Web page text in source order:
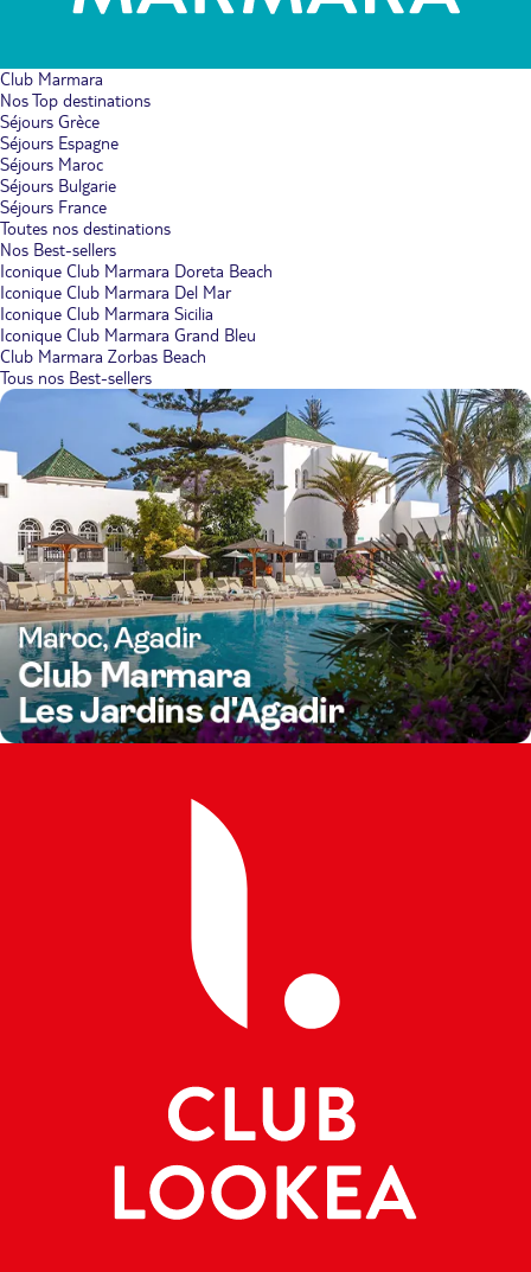
Club Marmara
Nos Top destinations
Séjours Grèce
Séjours Espagne
Séjours Maroc
Séjours Bulgarie
Séjours France
Toutes nos destinations
Nos Best-sellers
Iconique Club Marmara Doreta Beach
Iconique Club Marmara Del Mar
Iconique Club Marmara Sicilia
Iconique Club Marmara Grand Bleu
Club Marmara Zorbas Beach
Tous nos Best-sellers